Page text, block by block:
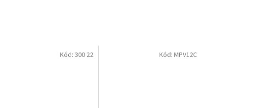
Kód:300 22 Kód: MPV12C